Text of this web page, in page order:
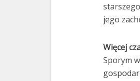
jego
Więcej
Sporym